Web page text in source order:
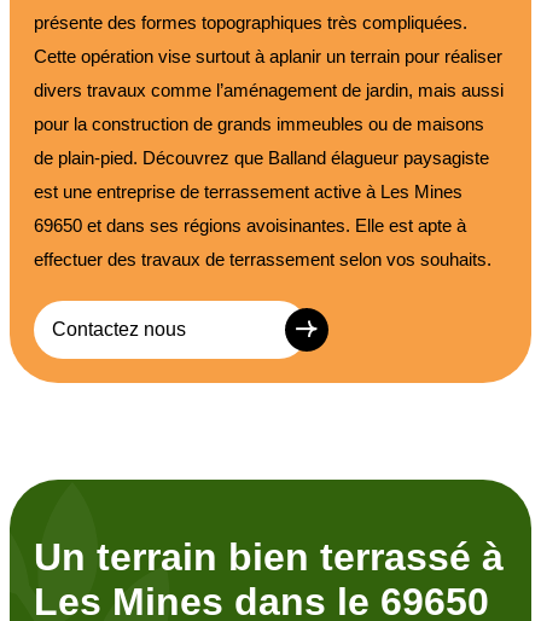
présente des formes topographiques très compliquées.
Cette opération vise surtout à aplanir un terrain pour réaliser
divers travaux comme l’aménagement de jardin, mais aussi
pour la construction de grands immeubles ou de maisons
de plain-pied. Découvrez que Balland élagueur paysagiste
est une entreprise de terrassement active à Les Mines
69650 et dans ses régions avoisinantes. Elle est apte à
effectuer des travaux de terrassement selon vos souhaits.
Contactez nous
Un terrain bien terrassé à
Les Mines dans le 69650